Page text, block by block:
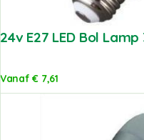
24v E27 LED Bol
Vanaf€ 7,61